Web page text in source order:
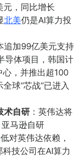
元，同比增长
北美仍是AI算力投
追加99亿美元支持
导体项目，韩国计
，并推出超100
球“芯战”已进入
术自研：英伟达将
马逊自研
对英伟达依赖，
技公司在AI算力